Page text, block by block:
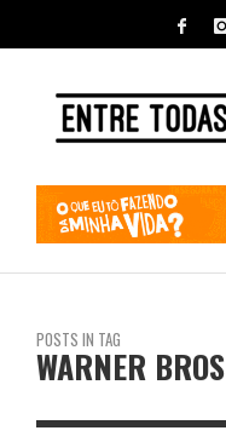
POSTS IN TAG
WARNER BROS